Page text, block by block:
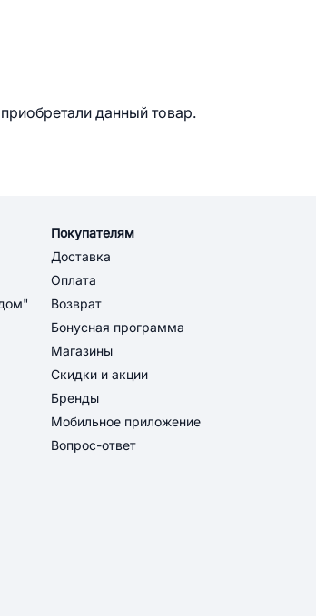
данный товар.
Покупателям
Доставка
Оплата
Возврат
Бонусная программа
Магазины
Скидки и акции
Бренды
Мобильное приложение
Вопрос-ответ